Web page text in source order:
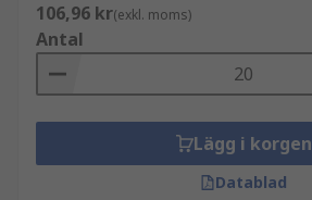
106,96 kr(exkl. moms)
Antal
Lägg i korgen
Datablad